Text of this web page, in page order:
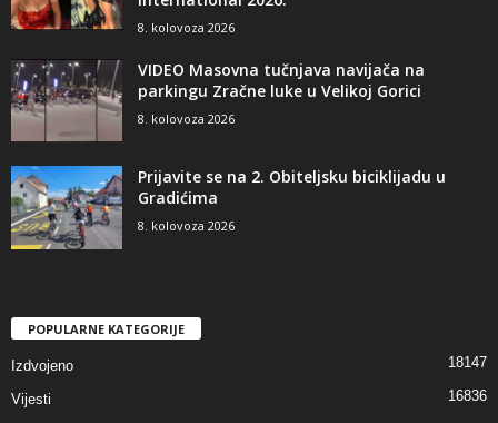
8. kolovoza 2026
VIDEO Masovna tučnjava navijača na
parkingu Zračne luke u Velikoj Gorici
8. kolovoza 2026
Prijavite se na 2. Obiteljsku biciklijadu u
Gradićima
8. kolovoza 2026
POPULARNE KATEGORIJE
Izdvojeno 18147
Vijesti
16836